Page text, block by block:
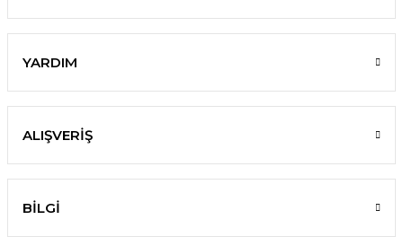
YARDIM
ALIŞVERİŞ
BİLGİ